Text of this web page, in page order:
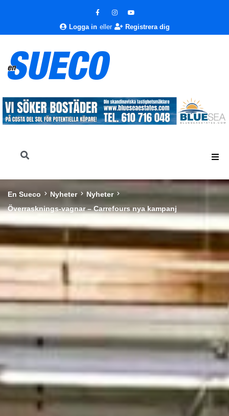
Logga in eller Registrera dig
En Sueco Nyheter
Nyheter
Överrasknings-vagnar – Carrefours nya kampanj